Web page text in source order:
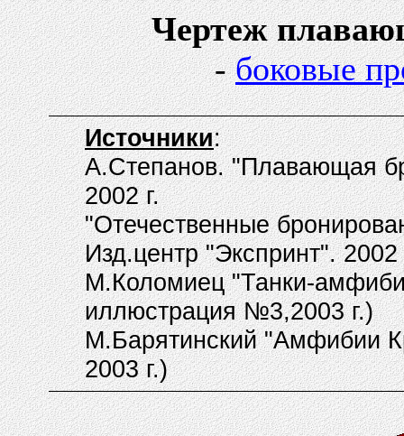
Чертеж
-боковые
Источники:
А.Степанов. "Плавающая
2002 г.
"Отечественные
Изд.центр "Экспринт". 2002
М.Коломиец "Танки-
иллюстрация №3,2003 г.)
М.Барятинский "Амфибии
2003 г.)